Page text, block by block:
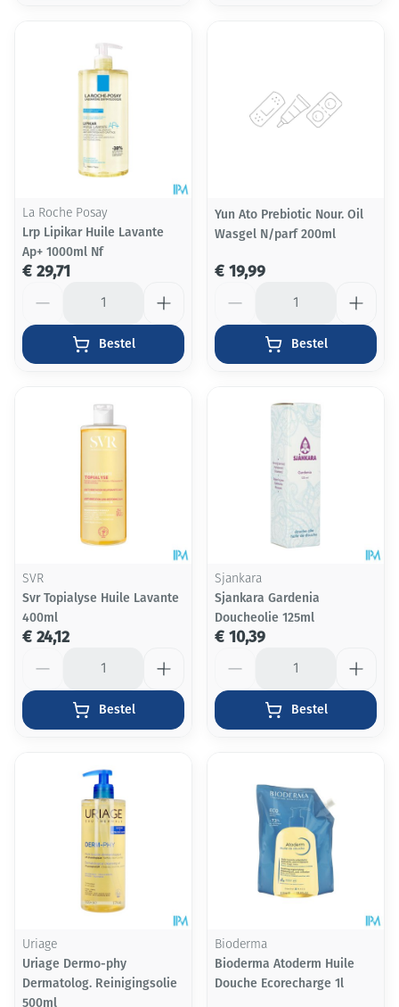
La Roche Posay
Lrp Lipikar Huile Lavante
Ap+ 1000ml Nf
€ 29,71
Bestel
Yun Ato Prebiotic Nour. Oil
Wasgel N/parf 200ml
€ 19,99
Bestel
SVR
Svr Topialyse Huile Lavante
400ml
€ 24,12
Bestel
Sjankara
Sjankara Gardenia
Doucheolie 125ml
€ 10,39
Bestel
Uriage
Uriage Dermo-phy
Dermatolog. Reinigingsolie
500ml
Bioderma
Bioderma Atoderm Huile
Douche Ecorecharge 1l